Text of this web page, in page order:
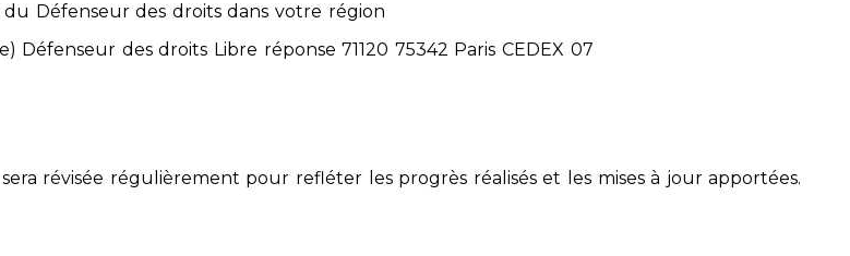
Défenseur des droits dans votre région
des droits Libre réponse 71120 75342 Paris CEDEX 07
révisée régulièrement pour refléter les progrès réalisés et les mises à jour apportées.